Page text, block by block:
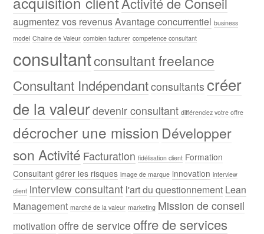
augmentez vos revenusAvantage concurrentiel business
model Chaine de Valeur combien facturer competence consultant
consultantconsultant freelance
Consultant Indépendantconsultants créer
de la valeurdevenir consultant différenciez votre offre
décrocher une mission Développer
son Activité Facturation fidélisation client Formation
Consultant gérer les risques image de marque innovation interview
client interview consultant l'art du questionnement Lean
Management marché de la valeur marketing Mission de conseil
motivation offre de service offre de services